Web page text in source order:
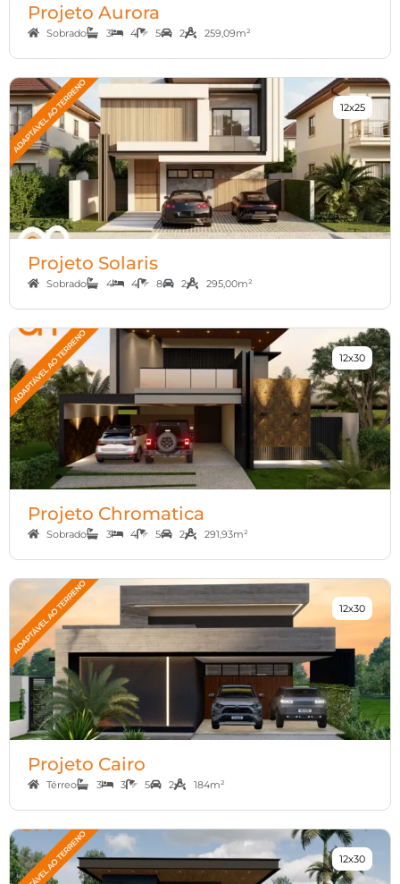
Projeto Aurora
Sobrado 3 4 5 2 259,09m²
12x25
Projeto Solaris
Sobrado 4 4 8 2 295,00m²
12x30
Projeto Chromatica
Sobrado 3 4 5 2 291,93m²
12x30
Projeto Cairo
Térreo 3 3 5 2 184m²
12x30